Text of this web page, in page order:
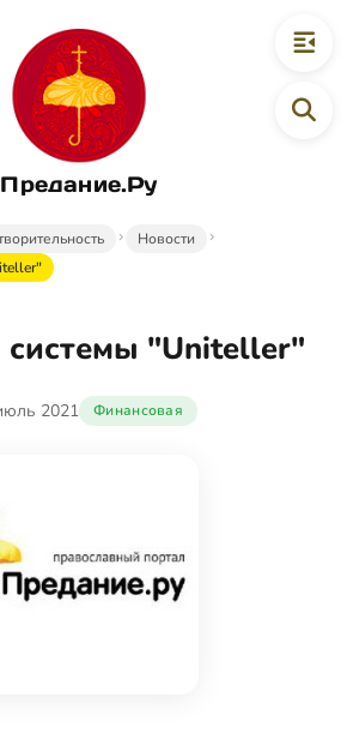
Предание.Ру
Новости
системы "Uniteller"
2021 Финансовая